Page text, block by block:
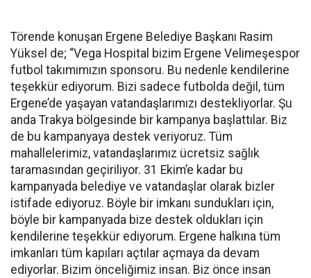
Törende konuşan Ergene Belediye Başkanı Rasim
Yüksel de; “Vega Hospital bizim Ergene Velimeşespor
futbol takımımızın sponsoru. Bu nedenle kendilerine
teşekkür ediyorum. Bizi sadece futbolda değil, tüm
Ergene’de yaşayan vatandaşlarımızı destekliyorlar. Şu
anda Trakya bölgesinde bir kampanya başlattılar. Biz
de bu kampanyaya destek veriyoruz. Tüm
mahallelerimiz, vatandaşlarımız ücretsiz sağlık
taramasından geçiriliyor. 31 Ekim’e kadar bu
kampanyada belediye ve vatandaşlar olarak bizler
istifade ediyoruz. Böyle bir imkanı sundukları için,
böyle bir kampanyada bize destek oldukları için
kendilerine teşekkür ediyorum. Ergene halkına tüm
imkanları tüm kapıları açtılar açmaya da devam
ediyorlar. Bizim önceliğimiz insan. Biz önce insan